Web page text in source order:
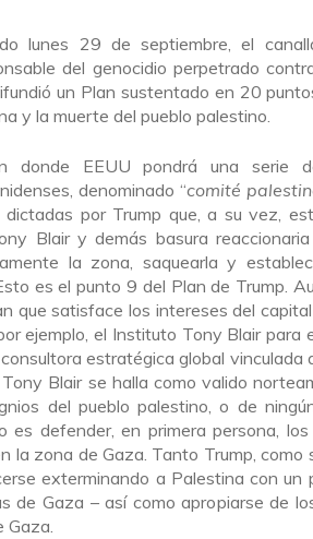
lunes 29 de septiembre, el
del genocidio perpetrado
un Plan sustentado en 20
y la muerte del pueblo palestino.
donde EEUU pondrá una serie
denominado “comité
dictadas por Trump que, a su vez,
Blair y demás basura
la zona, saquearla y
es el punto 9 del Plan de Trump.
que satisface los intereses del
ejemplo, el Instituto Tony Blair
estratégica global vinculada
Blair se halla como valido
del pueblo palestino, o de
es defender, en primera persona,
la zona de Gaza. Tanto Trump,
exterminando a Palestina con un
de Gaza – así como apropiarse de
Gaza.